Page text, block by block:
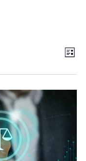
Liste